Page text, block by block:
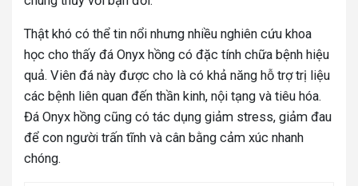
Thật khó có thể tin nổi nhưng nhiều nghiên cứu khoa
học cho thấy đá Onyx hồng có đặc tính chữa bệnh hiệu
quả. Viên đá này được cho là có khả năng hỗ trợ trị liệu
các bệnh liên quan đến thần kinh, nội tạng và tiêu hóa.
Đá Onyx hồng cũng có tác dụng giảm stress, giảm đau
để con người trấn tĩnh và cân bằng cảm xúc nhanh
chóng.